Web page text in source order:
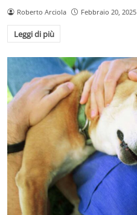
Roberto Arciola Febbraio 20, 2025
Leggi di più